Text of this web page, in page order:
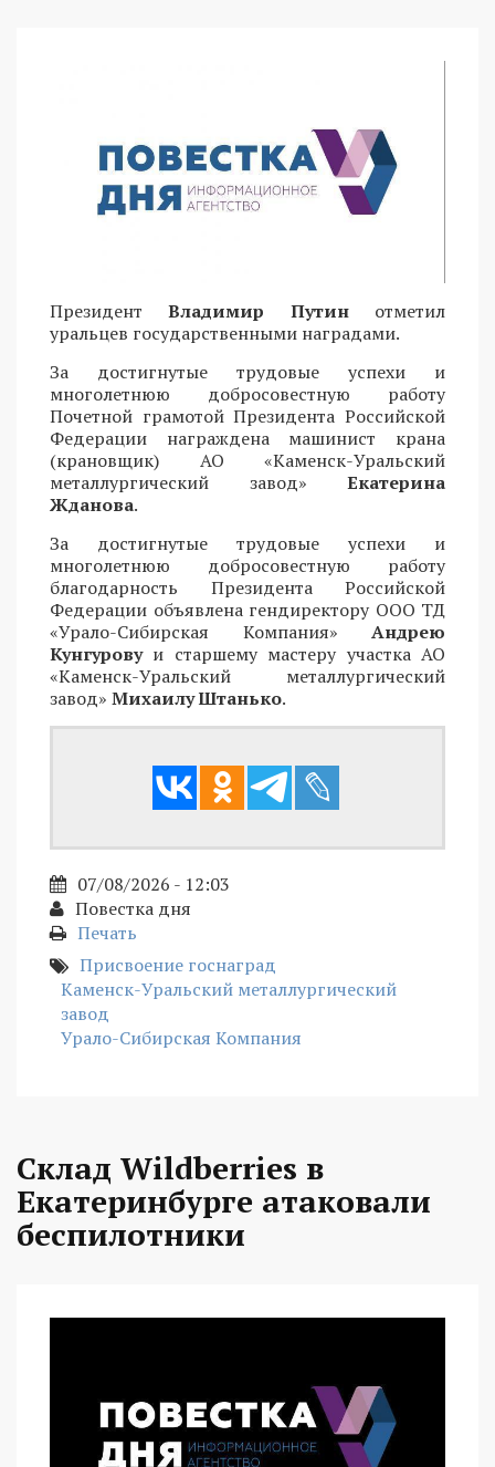
ПрезидентВладимир Путин отметил
уральцев государственными наградами.
За достигнутые трудовые успехи и
многолетнюю добросовестную работу
Почетной грамотой Президента Российской
Федерации награждена машинист крана
(крановщик) АО «Каменск-Уральский
металлургический завод» Екатерина
Жданова.
За достигнутые трудовые успехи и
многолетнюю добросовестную работу
благодарность Президента Российской
Федерации объявлена гендиректору ООО ТД
«Урало-Сибирская Компания» Андрею
Кунгуровуи старшему мастеру участка АО
«Каменск-Уральский металлургический
завод» Михаилу Штанько.
07/08/2026 - 12:03
Повестка дня
Печать
Присвоение госнаград
Каменск-Уральский металлургический
завод
Урало-Сибирская Компания
Склад Wildberries в
Екатеринбурге атаковали
беспилотники